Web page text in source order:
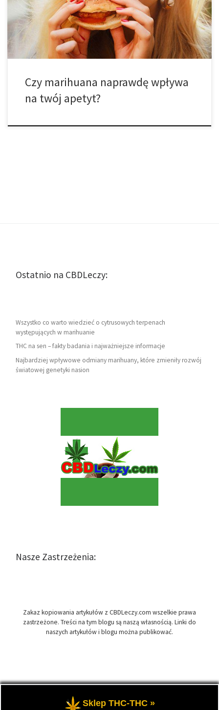
ją znać. Więc, czy cannabis wpływa na apetyt? Kiedy stosujesz
marihuanę, czujesz to. Nie ze względu na to, jak […]
Czy marihuana naprawdę wpływa
na twój apetyt?
Ostatnio na CBDLeczy:
Wszystko co warto wiedzieć o cytrusowych terpenach
występujących w marihuanie
THC na sen – fakty badania i najważniejsze informacje
Najbardziej wpływowe odmiany marihuany, które zmieniły rozwój
światowej genetyki nasion
Nasze Zastrzeżenia:
Zakaz kopiowania artykułów z CBDLeczy.com wszelkie prawa
zastrzeżone. Treści na tym blogu są naszą własnością. Linki do
naszych artykułów i blogu można publikować.
CBDLeczy.com – Wszelkie prawa zastrzeżone
Sklep THC-THC »